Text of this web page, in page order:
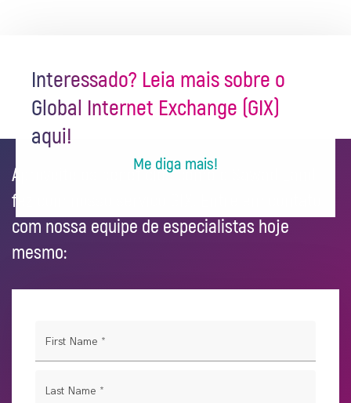
Interessado? Leia mais sobre o
Global Internet Exchange (GIX)
aqui!
Me diga mais!
Aproveite os benefícios como o Sawad Land
fez com nosso serviço GIX. Entre em contato
com nossa equipe de especialistas hoje
mesmo:
First Name *
Last Name *